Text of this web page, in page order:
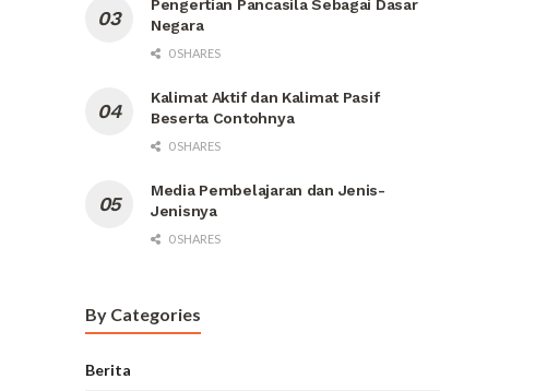
Pengertian Pancasila Sebagai Dasar
Negara
0 SHARES
Kalimat Aktif dan Kalimat Pasif
Beserta Contohnya
0 SHARES
Media Pembelajaran dan Jenis-
Jenisnya
0 SHARES
By Categories
Berita